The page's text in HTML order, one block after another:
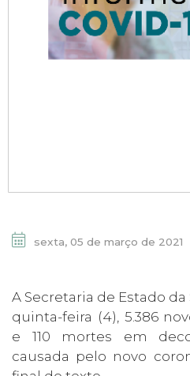
sexta, 05 de março de 2021
A Secretaria de Estado
quinta-feira (4), 5.386
e 110 mortes em
causada pelo novo